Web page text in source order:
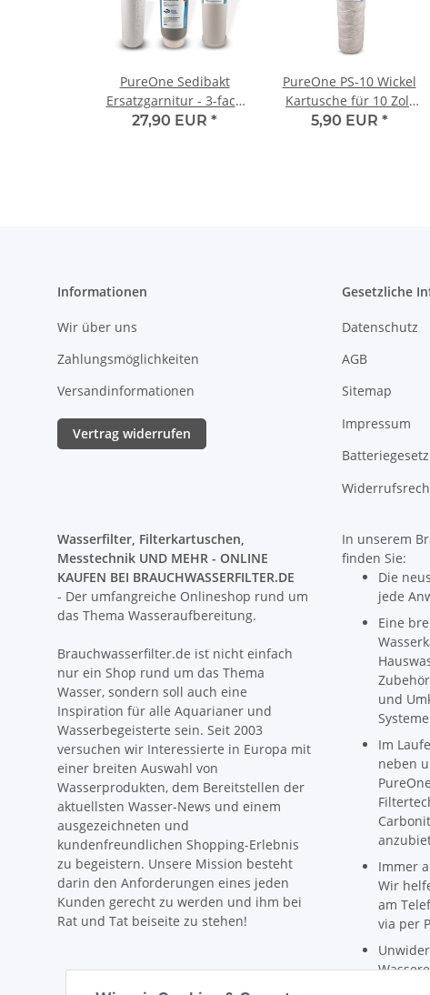
PureOne Sedibakt
Ersatzgarnitur - 3-fach
Set | Sediment,
27,90 EUR *
PureOne PS-10 Wickel
Kartusche für 10 Zoll
1µ
5,90 EUR *
Informationen
Wir über uns
Zahlungsmöglichkeiten
Versandinformationen
Vertrag widerrufen
Gesetzliche
Datenschutz
AGB
Sitemap
Impressum
Wasserfilter, Filterkartuschen,
Messtechnik UND MEHR - ONLINE
KAUFEN BEI BRAUCHWASSERFILTER.DE
- Der umfangreiche Onlineshop rund um
das Thema Wasseraufbereitung.
Brauchwasserfilter.de ist nicht einfach
nur ein Shop rund um das Thema
Wasser, sondern soll auch eine
Inspiration für alle Aquarianer und
Wasserbegeisterte sein. Seit 2003
versuchen wir Interessierte in Europa mit
einer breiten Auswahl von
Wasserprodukten, dem Bereitstellen der
aktuellsten Wasser-News und einem
ausgezeichneten und
kundenfreundlichen Shopping-Erlebnis
zu begeistern. Unsere Mission besteht
darin den Anforderungen eines jeden
Kunden gerecht zu werden und ihm bei
Rat und Tat beiseite zu stehen!
In unserem
finden Sie:
Die
jede
Eine
und
Im
neben
Immer
Wir
am
via per